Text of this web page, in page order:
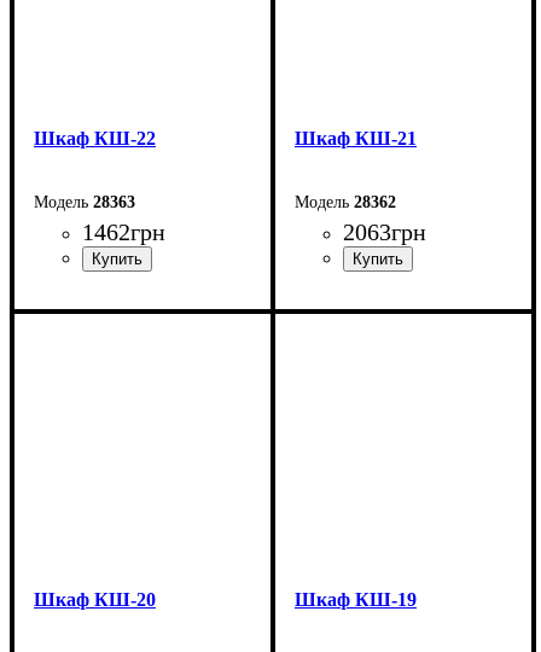
Шкаф КШ-22
28363
1462грн
Ширина: 73 см
Шкаф КШ-21
28362
2063грн
Ширина: 73 см
Шкаф КШ-20 Шкаф КШ-19